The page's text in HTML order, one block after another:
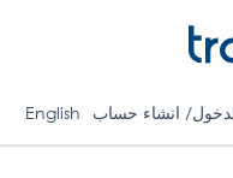
انشاء حساب English